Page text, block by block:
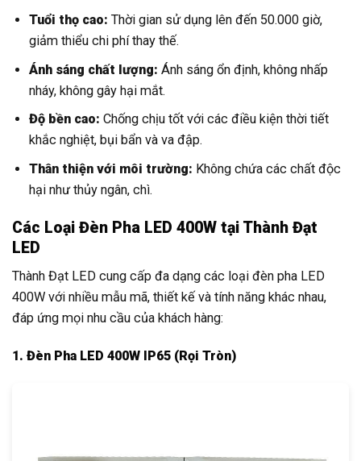
Tuổi thọ cao: Thời gian sử dụng lên đến 50.000 giờ,
giảm thiểu chi phí thay thế.
Ánh sáng chất lượng: Ánh sáng ổn định, không nhấp
nháy, không gây hại mắt.
Độ bền cao: Chống chịu tốt với các điều kiện thời tiết
khắc nghiệt, bụi bẩn và va đập.
Thân thiện với môi trường: Không chứa các chất độc
hại như thủy ngân, chì.
Các Loại Đèn Pha LED 400W tại Thành Đạt
LED
Thành Đạt LED cung cấp đa dạng các loại đèn pha LED
400W với nhiều mẫu mã, thiết kế và tính năng khác nhau,
đáp ứng mọi nhu cầu của khách hàng:
1. Đèn Pha LED 400W IP65 (Rọi Tròn)